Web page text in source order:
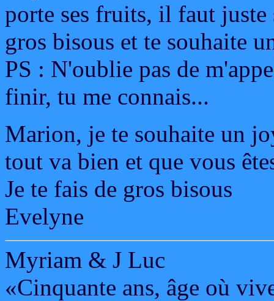
porte ses fruits, il faut
gros bisous et te souhaite
PS : N'oublie pas de
finir, tu me connais...
Marion, je te souhaite un
tout va bien et que vous
Je te fais de gros bisous
Evelyne
Myriam & J Luc
«Cinquante ans, âge où